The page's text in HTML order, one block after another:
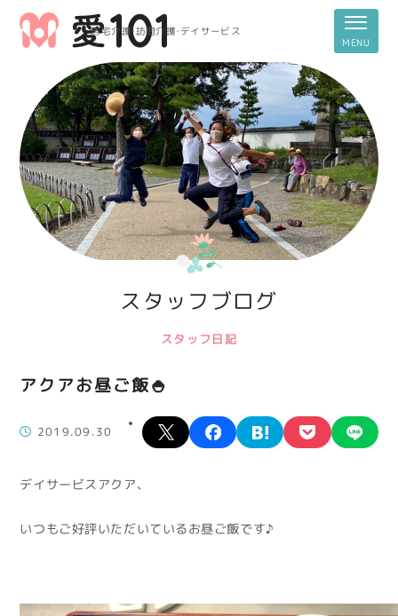
居宅介護・訪問介護・デイサービス
スタッフブログ
スタッフ日記
アクアお昼ご飯🍚
2019.09.30
X facebookhatena pocket
デイサービスアクア、
いつもご好評いただいているお昼ご飯です♪